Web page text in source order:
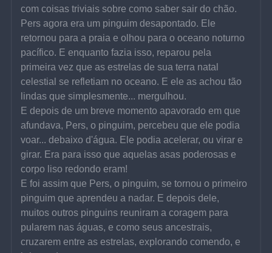
com coisas triviais sobre como saber sair do chão.
Pers agora era um pinguim desapontado. Ele
retornou para a praia e olhou para o oceano noturno
pacífico. E enquanto fazia isso, reparou pela
primeira vez que as estrelas de sua terra natal
celestial se refletiam no oceano. E ele as achou tão
lindas que simplesmente... mergulhou.
E depois de um breve momento apavorado em que
afundava, Pers, o pinguim, percebeu que ele podia
voar... debaixo d'água. Ele podia acelerar, ou virar e
girar. Era para isso que aquelas asas poderosas e
corpo liso redondo eram!
E foi assim que Pers, o pinguim, se tornou o primeiro
pinguim que aprendeu a nadar. E depois dele,
muitos outros pinguins reuniram a coragem para
pularem nas águas, e como seus ancestrais,
cruzarem entre as estrelas, explorando comendo, e